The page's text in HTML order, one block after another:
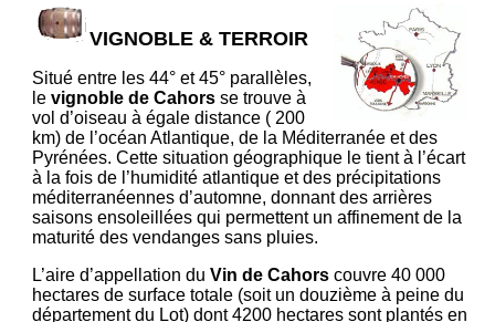
VIGNOBLE & TERROIR
Situé entre les 44° et 45° parallèles,
le vignoble de Cahors se trouve à
vol d’oiseau à égale distance ( 200
km) de l’océan Atlantique, de la Méditerranée et des
Pyrénées. Cette situation géographique le tient à l’écart
à la fois de l’humidité atlantique et des précipitations
méditerranéennes d’automne, donnant des arrières
saisons ensoleillées qui permettent un affinement de la
maturité des vendanges sans pluies.
L’aire d’appellation du Vin de Cahors couvre 40 000
hectares de surface totale (soit un douzième à peine du
département du Lot) dont 4200 hectares sont plantés en